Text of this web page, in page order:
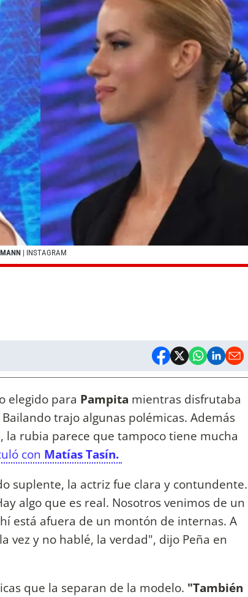
| INSTAGRAM
elegido para Pampita mientras disfrutaba
trajo algunas polémicas. Además
, la rubia parece que tampoco tiene mucha
con Matías Tasín.
suplente, la actriz fue clara y contundente.
algo que es real. Nosotros venimos de un
está afuera de un montón de internas. A
vez y no hablé, la verdad", dijo Peña en
que la separan de la modelo. "También